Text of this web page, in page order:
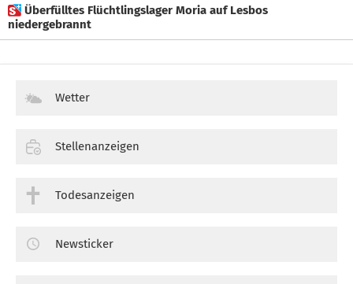
 Überfülltes Flüchtlingslager Moria auf Lesbos
niedergebrannt
Wetter
Stellenanzeigen
Todesanzeigen
Newsticker